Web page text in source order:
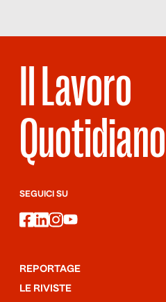
Il Lavoro
Quotidiano
SEGUICI SU
facebook
linkedin
instagram
youtube
REPORTAGE
LE RIVISTE